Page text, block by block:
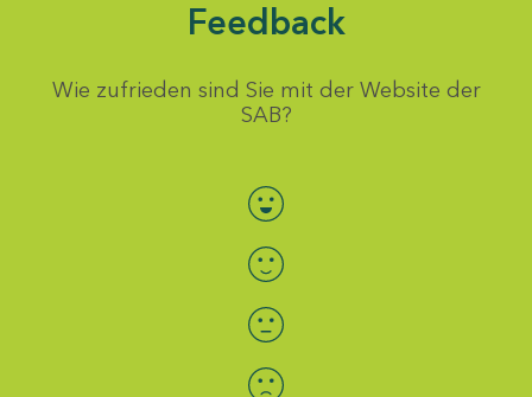
Feedback
Wie zufrieden sind Sie mit der Website der
SAB?
Bewertung auswählen